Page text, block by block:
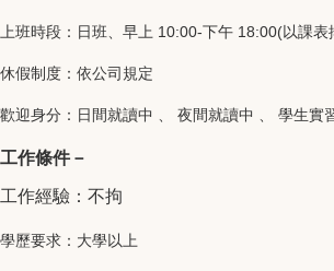
上班時段：日班、早上 10:00-下午 18:00(以課表
休假制度：依公司規定
歡迎身分：日間就讀中 、 夜間就讀中 、 學生實
工作條件－
工作經驗：不拘
學歷要求：大學以上